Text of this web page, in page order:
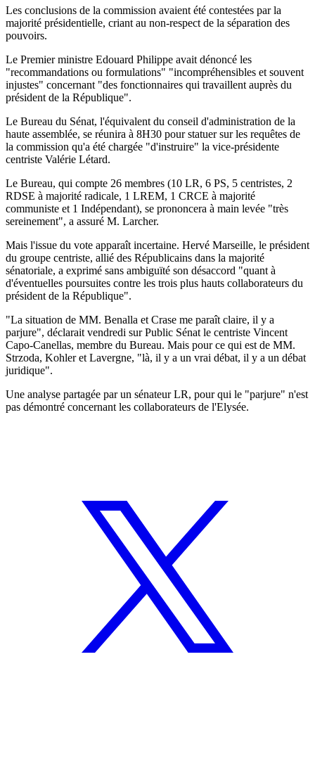
Les conclusions de la commission avaient été contestées par la
majorité présidentielle, criant au non-respect de la séparation des
pouvoirs.
Le Premier ministre Edouard Philippe avait dénoncé les
"recommandations ou formulations" "incompréhensibles et souvent
injustes" concernant "des fonctionnaires qui travaillent auprès du
président de la République".
Le Bureau du Sénat, l'équivalent du conseil d'administration de la
haute assemblée, se réunira à 8H30 pour statuer sur les requêtes de
la commission qu'a été chargée "d'instruire" la vice-présidente
centriste Valérie Létard.
Le Bureau, qui compte 26 membres (10 LR, 6 PS, 5 centristes, 2
RDSE à majorité radicale, 1 LREM, 1 CRCE à majorité
communiste et 1 Indépendant), se prononcera à main levée "très
sereinement", a assuré M. Larcher.
Mais l'issue du vote apparaît incertaine. Hervé Marseille, le président
du groupe centriste, allié des Républicains dans la majorité
sénatoriale, a exprimé sans ambiguïté son désaccord "quant à
d'éventuelles poursuites contre les trois plus hauts collaborateurs du
président de la République".
"La situation de MM. Benalla et Crase me paraît claire, il y a
parjure", déclarait vendredi sur Public Sénat le centriste Vincent
Capo-Canellas, membre du Bureau. Mais pour ce qui est de MM.
Strzoda, Kohler et Lavergne, "là, il y a un vrai débat, il y a un débat
juridique".
Une analyse partagée par un sénateur LR, pour qui le "parjure" n'est
pas démontré concernant les collaborateurs de l'Elysée.